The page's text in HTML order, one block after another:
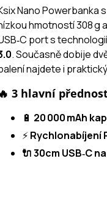
Nano Powerbanka
hmotností 308 g
port s technologií
. Současně dobije
najdete i
🔥 3 hlavní
🔋 20 000 mAh
⚡Rychlonabíjení
🔌 30cm USB‑C